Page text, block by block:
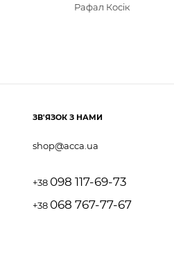
Рафал Косік
ЗВ'ЯЗОК З НАМИ
shop@acca.ua
+38 098 117-69-73
+38 068 767-77-67